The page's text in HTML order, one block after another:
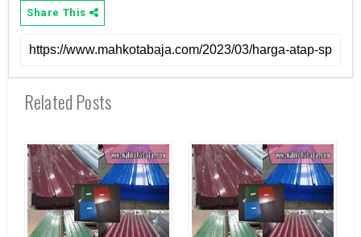
Share This
Related Posts